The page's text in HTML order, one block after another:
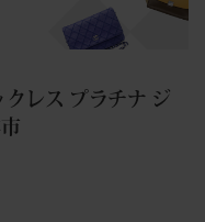
クレス プラチナ ジ